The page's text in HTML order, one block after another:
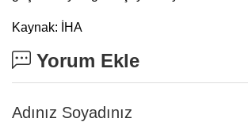
Kaynak: İHA
Yorum Ekle
Adınız Soyadınız